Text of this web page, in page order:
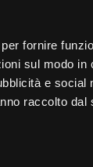
fornire
sul modo
e social
raccolto dal
NEGOZI
>Come
>Ospita un BRT
Diventa
>Ospita un